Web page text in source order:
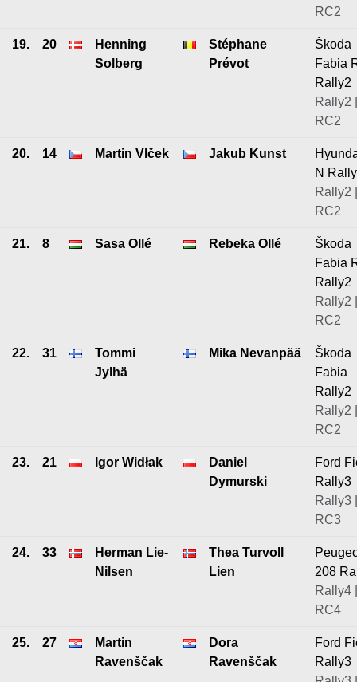
RC2
19. 20
Henning
Solberg
Stéphane
Prévot
Škoda
Fabia
Rally2
Rally2 |
RC2
20. 14 Martin Vlček Jakub Kunst
N
Rally2 |
RC2
21. 8 Sasa Ollé Rebeka Ollé
Škoda
Fabia
Rally2
Rally2 |
RC2
22. 31
Tommi
Jylhä
Mika Nevanpää
Škoda
Fabia
Rally2
Rally2 |
RC2
23. 21 Igor Widłak
Daniel
Dymurski
Ford
Rally3
Rally3 |
RC3
24. 33
Herman Lie-
Nilsen
Thea Turvoll
Lien
208
Rally4 |
RC4
25. 27
Martin
Ravenščak
Dora
Ravenščak
Ford
Rally3